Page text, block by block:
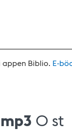
appen Biblio. E-
0 st